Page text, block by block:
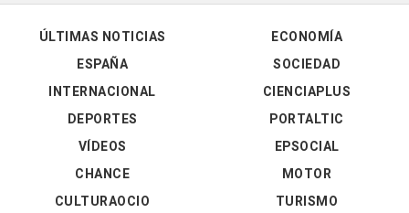
ÚLTIMAS NOTICIAS
ESPAÑA
INTERNACIONAL
DEPORTES
VÍDEOS
ECONOMÍA
SOCIEDAD
CIENCIAPLUS
PORTALTIC
EPSOCIAL
CHANCE
CULTURAOCIO
MOTOR
TURISMO